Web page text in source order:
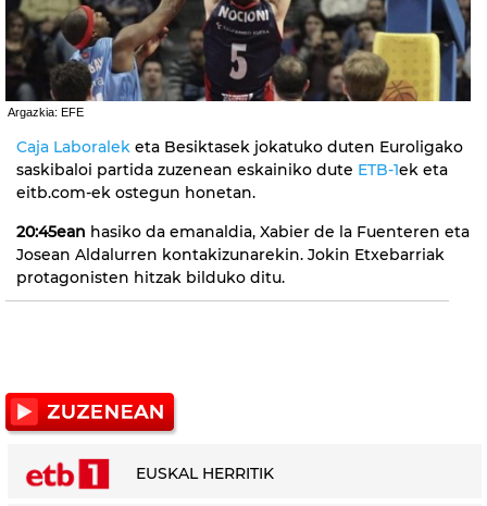
Argazkia: EFE
Caja Laboralek eta Besiktasek jokatuko duten Euroligako
saskibaloi partida zuzenean eskainiko dute ETB-1ek eta
eitb.com-ek ostegun honetan.
20:45ean hasiko da emanaldia, Xabier de la Fuenteren eta
Josean Aldalurren kontakizunarekin. Jokin Etxebarriak
protagonisten hitzak bilduko ditu.
EUSKAL HERRITIK